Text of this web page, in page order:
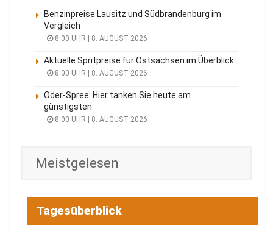
Benzinpreise Lausitz und Südbrandenburg im
Vergleich
8:00 UHR | 8. AUGUST 2026
Aktuelle Spritpreise für Ostsachsen im Überblick
8:00 UHR | 8. AUGUST 2026
Oder-Spree: Hier tanken Sie heute am
günstigsten
8:00 UHR | 8. AUGUST 2026
Meistgelesen
Tagesüberblick